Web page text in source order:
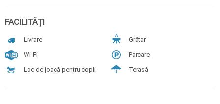
FACILITĂȚI
Livrare Grătar
Wi-Fi Parcare
Loc de joacă pentru copii Terasă